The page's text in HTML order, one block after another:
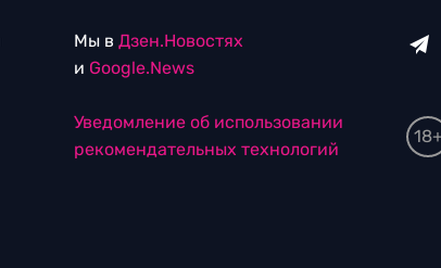
Мы в Дзен.Новостях
и Google.News
Уведомление об использовании
рекомендательных технологий